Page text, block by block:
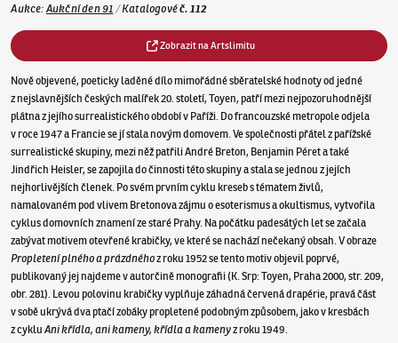
Aukce: Aukční den 91 /Katalogovéč.112
Zobrazit na Artslimitu
Nově objevené, poeticky laděné dílo mimořádné sběratelské hodnoty od jedné
z nejslavnějších českých malířek 20. století, Toyen, patří mezi nejpozoruhodnější
plátna z jejího surrealistického období v Paříži. Do francouzské metropole odjela
v roce 1947 a Francie se jí stala novým domovem. Ve společnosti přátel z pařížské
surrealistické skupiny, mezi něž patřili André Breton, Benjamin Péret a také
Jindřich Heisler, se zapojila do činnosti této skupiny a stala se jednou z jejích
nejhorlivějších členek. Po svém prvním cyklu kreseb s tématem živlů,
namalovaném pod vlivem Bretonova zájmu o esoterismus a okultismus, vytvořila
cyklus domovních znamení ze staré Prahy. Na počátku padesátých let se začala
zabývat motivem otevřené krabičky, ve které se nachází nečekaný obsah. V obraze
Propletení plného a prázdnéhoz roku 1952 se tento motiv objevil poprvé,
publikovaný jej najdeme v autorčině monografii (K. Srp: Toyen, Praha 2000, str. 209,
obr. 281). Levou polovinu krabičky vyplňuje záhadná červená drapérie, pravá část
v sobě ukrývá dva ptačí zobáky propletené podobným způsobem, jako v kresbách
z cykluAni křídla, ani kameny, křídla a kamenyz roku 1949.